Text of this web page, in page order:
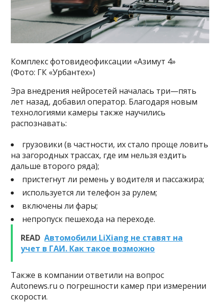
Комплекс фотовидеофиксации «Азимут 4»
(Фото: ГК «Урбантех»)
Эра внедрения нейросетей началась три—пять
лет назад, добавил оператор. Благодаря новым
технологиями камеры также научились
распознавать:
грузовики (в частности, их стало проще ловить
на загородных трассах, где им нельзя ездить
дальше второго ряда);
пристегнут ли ремень у водителя и пассажира;
используется ли телефон за рулем;
включены ли фары;
непропуск пешехода на переходе.
READ Автомобили LiXiang не ставят на
учет в ГАИ. Как такое возможно
Также в компании ответили на вопрос
Autonews.ru о погрешности камер при измерении
скорости.